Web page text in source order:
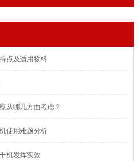
点及适用物料
从哪几方面考虑？
使用难题分析
机发挥实效